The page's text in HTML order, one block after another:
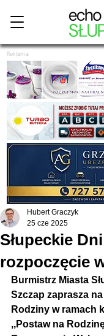
Reklama
Słupeckie
rozpoczęcie
Hubert Graczyk
25 cze 2025
Burmistrz Miasta
Szczap zaprasza
Rodziny w ramach
,,Postaw na